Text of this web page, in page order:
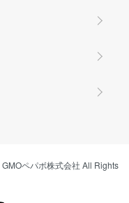
GMOペパボ株式会社 All Rights